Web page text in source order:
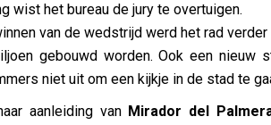
wist het bureau de jury te overtuigen.
van de wedstrijd werd het rad
gebouwd worden. Ook een nieuw
niet uit om een kijkje in de stad te
aanleiding van Mirador del